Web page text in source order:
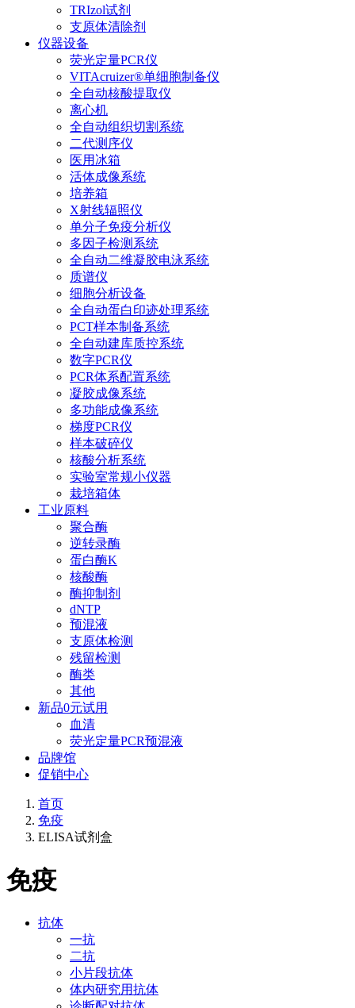
TRIzol试剂
支原体清除剂
仪器设备
荧光定量PCR仪
VITAcruizer®单细胞制备仪
全自动核酸提取仪
离心机
全自动组织切割系统
二代测序仪
医用冰箱
活体成像系统
培养箱
X射线辐照仪
单分子免疫分析仪
多因子检测系统
全自动二维凝胶电泳系统
质谱仪
细胞分析设备
全自动蛋白印迹处理系统
PCT样本制备系统
全自动建库质控系统
数字PCR仪
PCR体系配置系统
凝胶成像系统
多功能成像系统
梯度PCR仪
样本破碎仪
核酸分析系统
实验室常规小仪器
栽培箱体
工业原料
聚合酶
逆转录酶
蛋白酶K
核酸酶
酶抑制剂
dNTP
预混液
支原体检测
残留检测
酶类
其他
新品0元试用
血清
荧光定量PCR预混液
品牌馆
促销中心
首页
免疫
ELISA试剂盒
免疫
抗体
一抗
二抗
小片段抗体
体内研究用抗体